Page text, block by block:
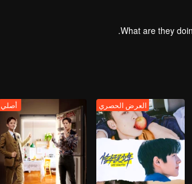
What are they
العرض الحصري أصلي